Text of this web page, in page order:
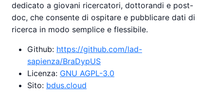
dedicato a giovani ricercatori, dottorandi e post-
doc, che consente di ospitare e pubblicare dati di
ricerca in modo semplice e flessibile.
Github: https://github.com/lad-
sapienza/BraDypUS
Licenza: GNU AGPL-3.0
Sito: bdus.cloud